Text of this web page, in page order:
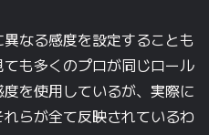
なる感度を設定することも
も多くのプロが同じロール
を使用しているが、実際に
らが全て反映されているわ